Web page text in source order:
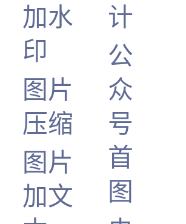
加水
印
图片
压缩
图片
加文
计
公
众
号
首
图